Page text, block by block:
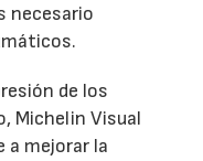
necesario
de los
Michelin Visual
a mejorar la